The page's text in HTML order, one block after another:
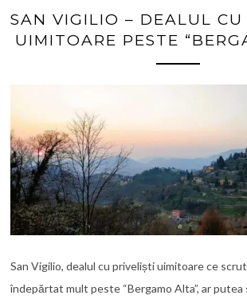
SAN VIGILIO – DEALUL CU
UIMITOARE PESTE
San Vigilio, dealul cu priveliști uimitoare ce
îndepărtat mult peste “Bergamo Alta”, ar putea